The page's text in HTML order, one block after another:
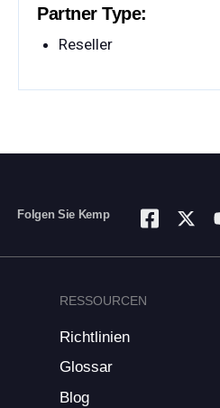
Partner Type:
Reseller
Folgen Sie Kemp
RESSOURCEN
Richtlinien
Glossar
Blog